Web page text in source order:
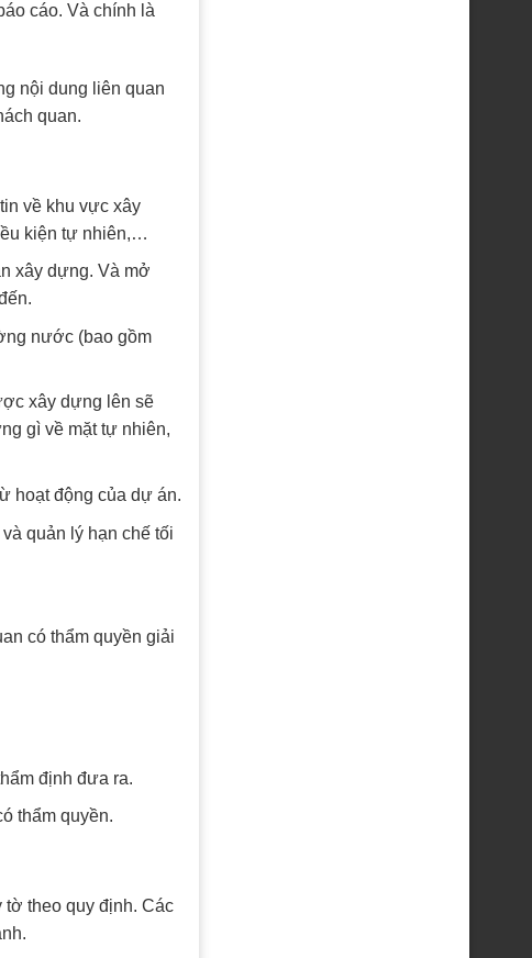
cáo. Và chính là
nội dung liên quan
quan.
về khu vực xây
kiện tự nhiên,…
xây dựng. Và mở
nước (bao gồm
xây dựng lên sẽ
gì về mặt tự nhiên,
hoạt động của dự án.
quản lý hạn chế tối
có thẩm quyền giải
định đưa ra.
thẩm quyền.
tờ theo quy định. Các